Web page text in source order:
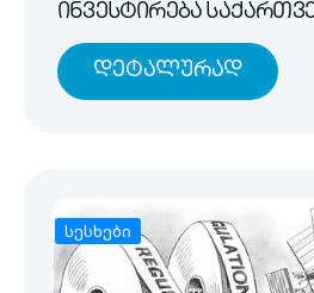
ინვესტირება
Დეტალურად
სესხები